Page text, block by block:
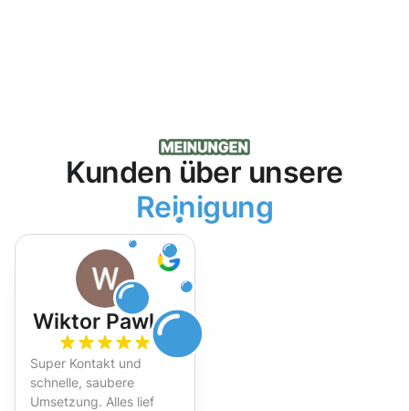
Kunden über unsere
Reinigung
Wiktor Pawlak
Super Kontakt und
schnelle, saubere
Umsetzung. Alles lief